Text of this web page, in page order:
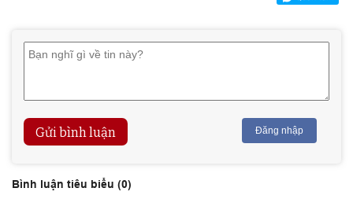
Gửi bình luận Đăng nhập
Bình luận tiêu biểu (0)